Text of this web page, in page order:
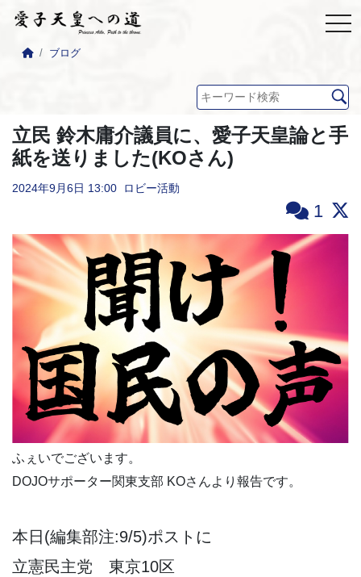
ブログ
立民 鈴木庸介議員に、愛子天皇論と手
紙を送りました(KOさん)
2024年9月6日 13:00 ロビー活動
1
ふぇいでございます。
DOJOサポーター関東支部 KOさんより報告です。
本日(編集部注:9/5)ポストに
立憲民主党 東京10区